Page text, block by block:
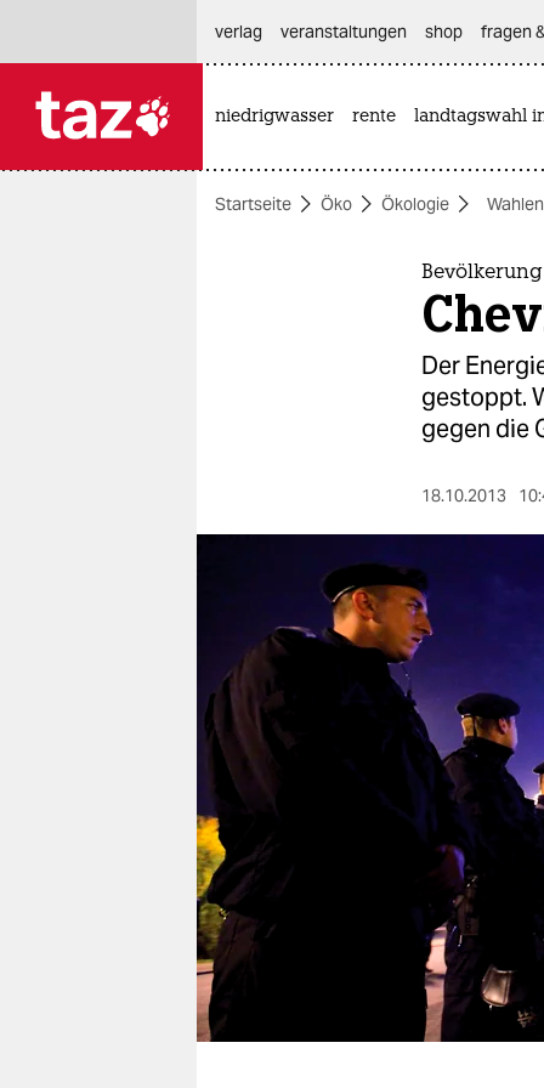
themen
wahrheit
verlag
verlag
shop
fragen & hilfe
unterstützen
abo
genossenschaft
verlag
veranstaltungen shop fragen
niedrigwasser rente landtagswahl
Startseite Öko Ökologie
Der
gestoppt.
gegen die
18.10.2013